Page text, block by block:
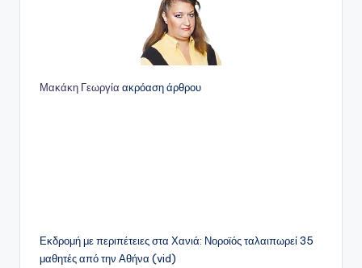
Μακάκη Γεωργία ακρόαση άρθρου
Εκδρομή με περιπέτειες στα Χανιά: Νοροϊός ταλαιπωρεί 35
μαθητές από την Αθήνα (vid)